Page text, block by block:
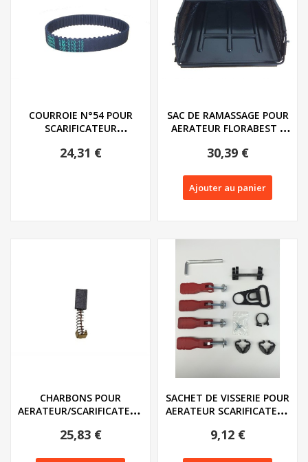
COURROIE N°54 POUR
SCARIFICATEUR
1300...
24,31 €
SAC DE RAMASSAGE POUR
AERATEUR FLORABEST -
30,39 €
Ajouter au panier
CHARBONS POUR
AERATEUR/SCARIFICATEUR
25,83 €
SACHET DE VISSERIE POUR
AERATEUR SCARIFICATEUR
9,12 €